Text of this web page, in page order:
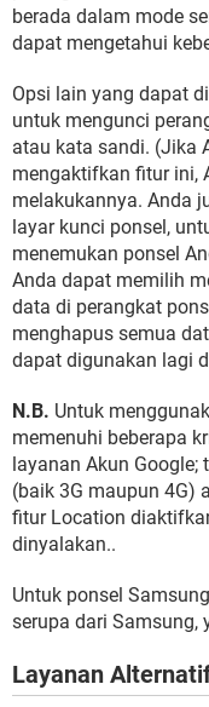
berada dalam mode
dapat mengetahui
Opsi lain yang dapat
untuk mengunci
atau kata sandi. (Jika
mengaktifkan fitur ini,
melakukannya. Anda
layar kunci ponsel,
menemukan ponsel
Anda dapat memilih
data di perangkat
menghapus semua
dapat digunakan lagi
N.B. Untuk
memenuhi beberapa
layanan Akun Google;
(baik 3G maupun 4G)
fitur Location
dinyalakan..
Untuk ponsel
serupa dari Samsung,
Layanan